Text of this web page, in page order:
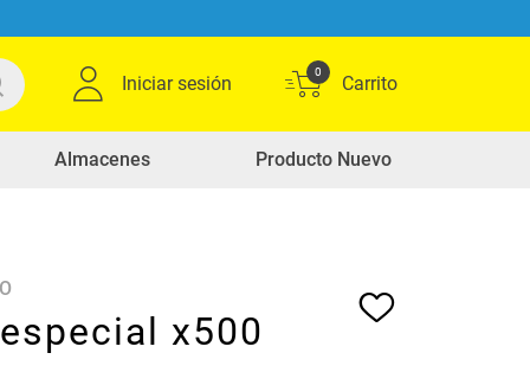
Iniciar sesión
0
Almacenes Producto Nuevo
x500